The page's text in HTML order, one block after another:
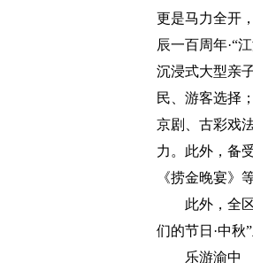
更是马力全开
辰一百周年·“
沉浸式大型亲
民、游客选择
京剧、古彩戏
力。此外，备
《捞金晚宴》
此外，全
们的节日·中秋
乐游渝中